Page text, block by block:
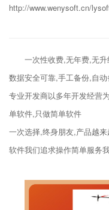
http://www.wenysoft.cn/
一次性收费,无年费,无
数据安全可靠,手工备份,自
专业开发商以多年开发经营
单软件,只做简单软件
一次选择,终身朋友,产品越
软件我们追求操作简单服务